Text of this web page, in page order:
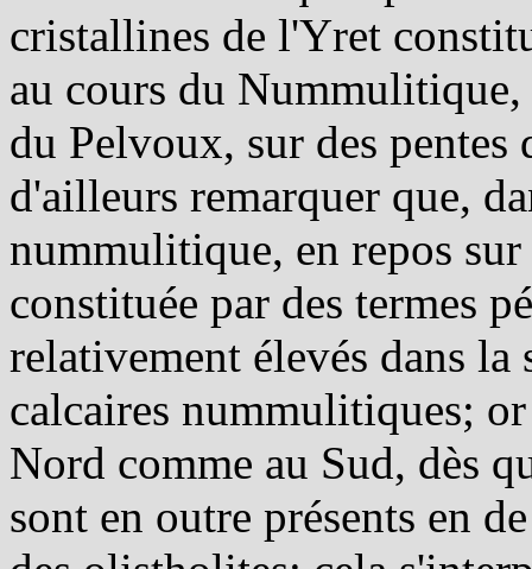
cristallines de l'Yret
au cours du
du Pelvoux, sur des
d'ailleurs remarquer que,
nummulitique, en repos
constituée par des termes
relativement élevés dans la
calcaires nummulitiques;
Nord comme au Sud, dès
sont en outre présents en